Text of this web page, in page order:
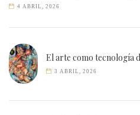
4 ABRIL, 2026
El arte como tecnología
3 ABRIL, 2026